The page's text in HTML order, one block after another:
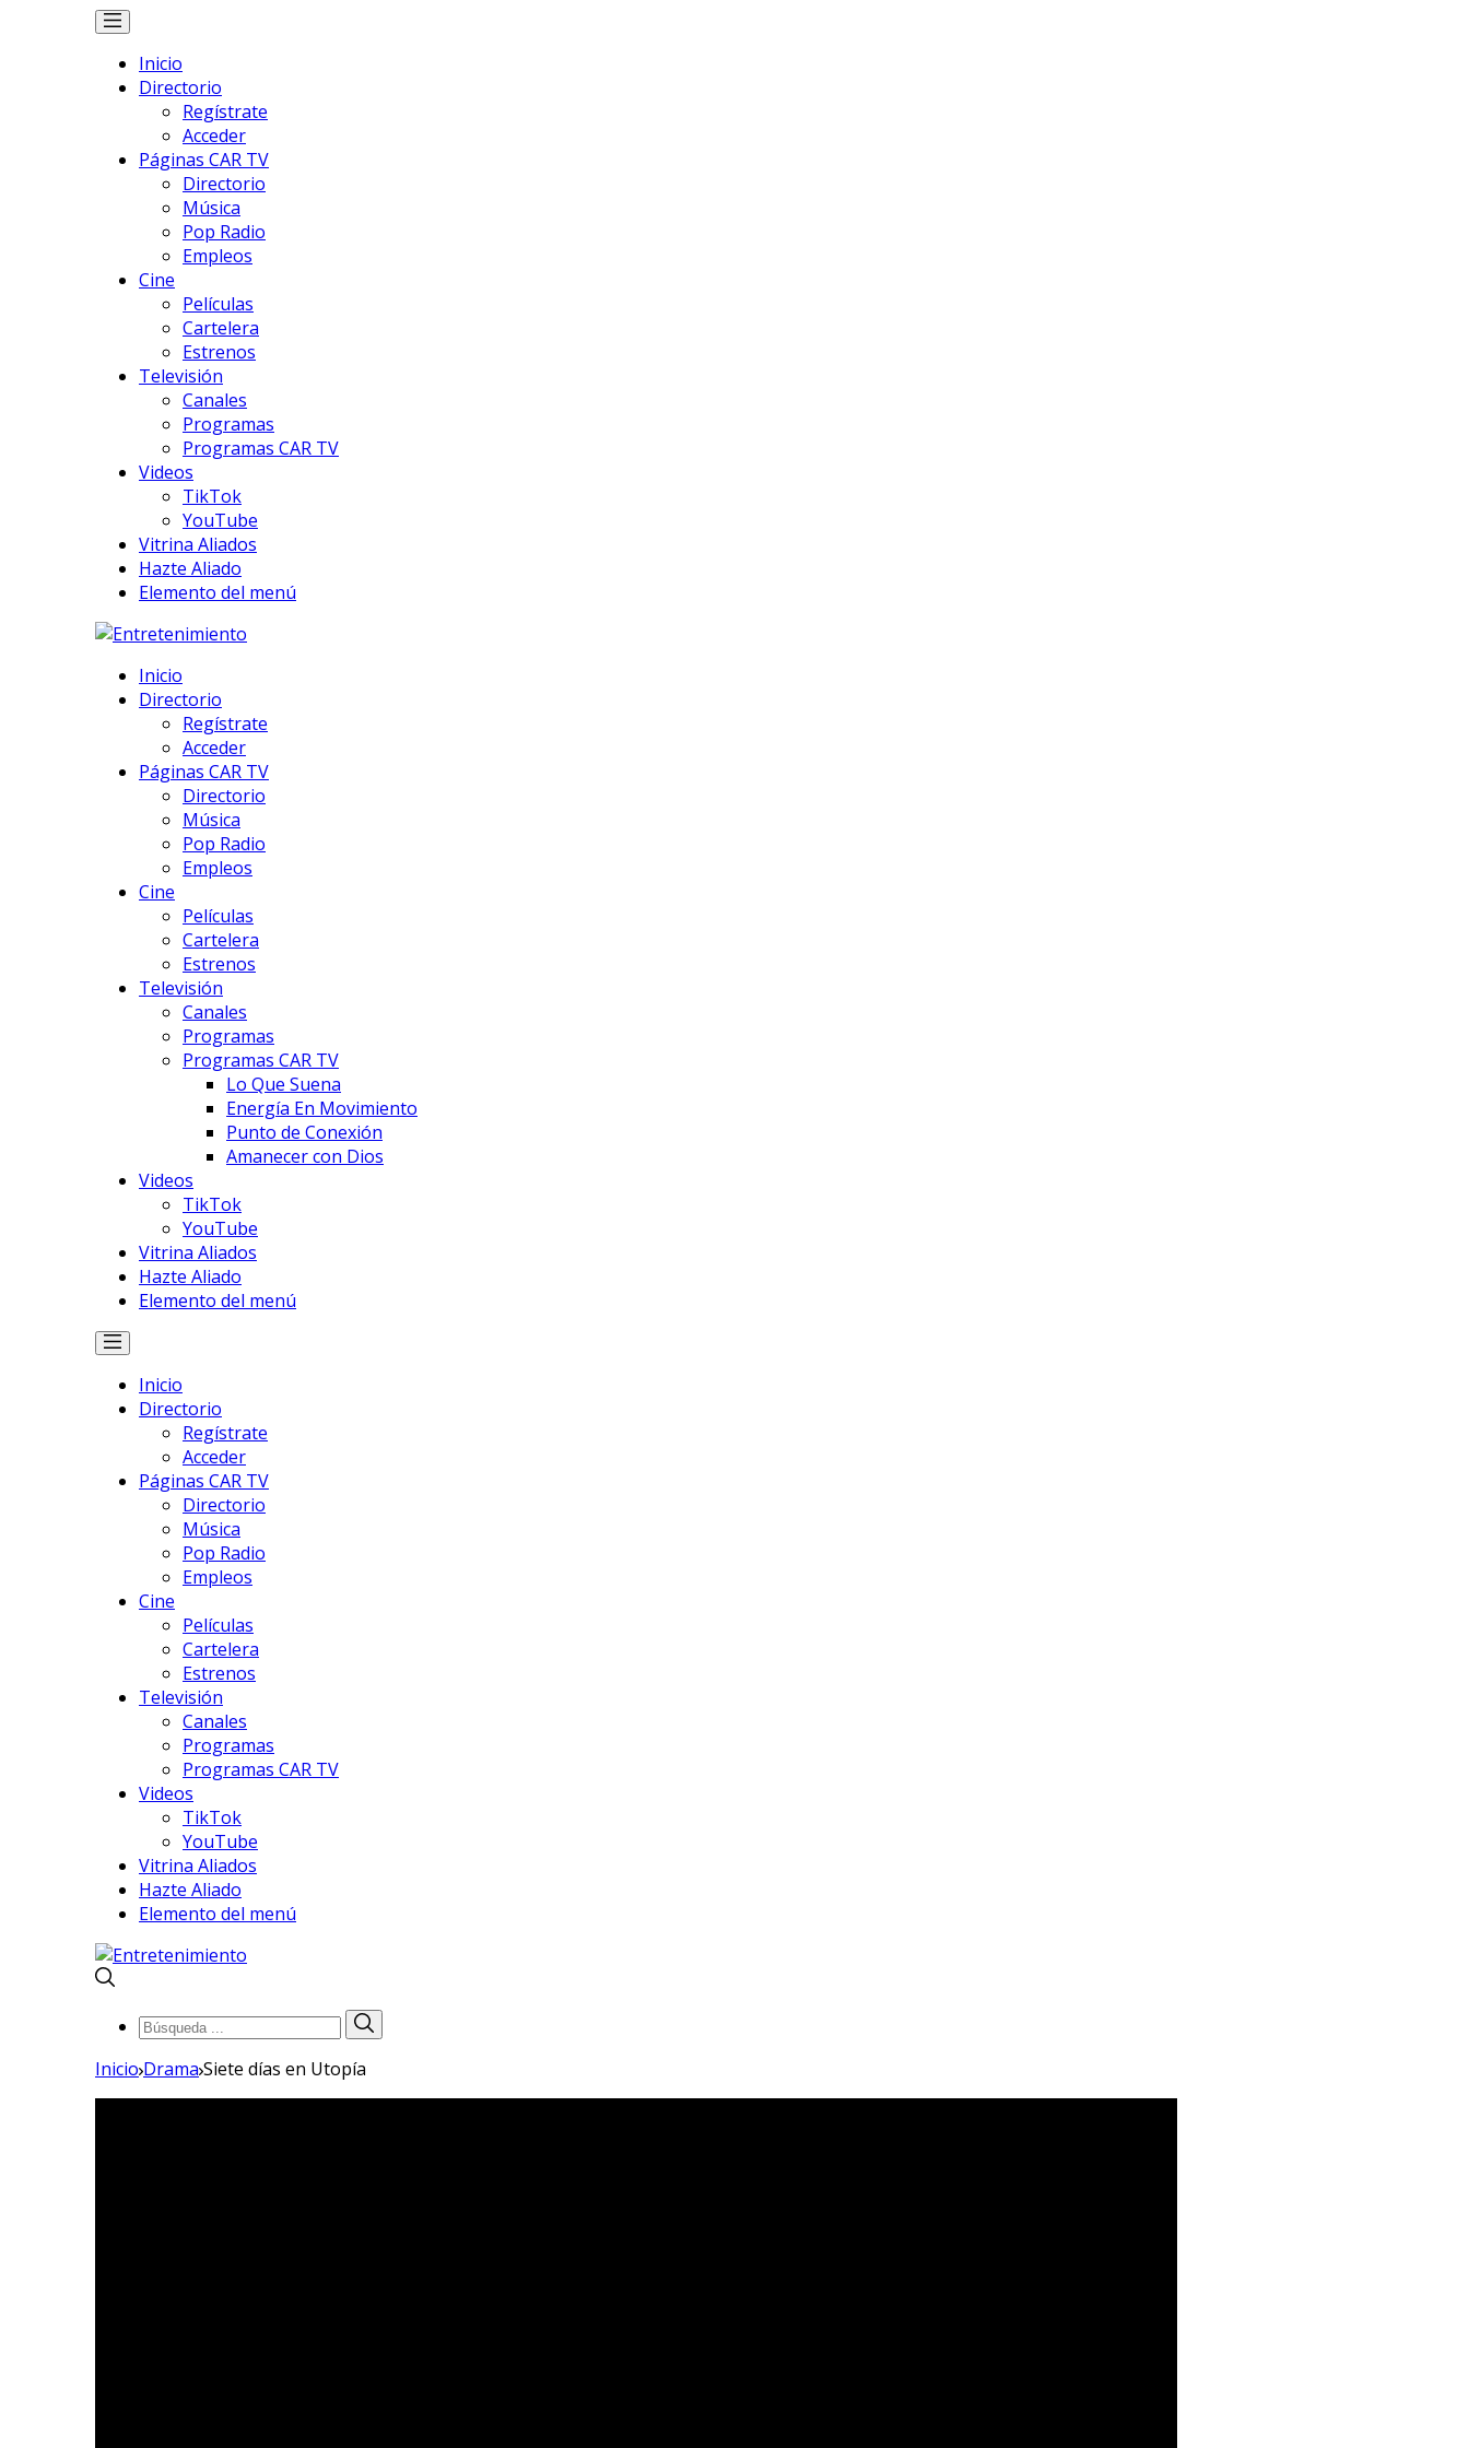
Inicio
Directorio
Regístrate
Acceder
Páginas CAR TV
Directorio
Música
Pop Radio
Empleos
Cine
Películas
Cartelera
Estrenos
Televisión
Canales
Programas
Programas CAR TV
Videos
TikTok
YouTube
Vitrina Aliados
Hazte Aliado
Elemento del menú
Inicio
Directorio
Regístrate
Acceder
Páginas CAR TV
Directorio
Música
Pop Radio
Empleos
Cine
Películas
Cartelera
Estrenos
Televisión
Canales
Programas
Programas CAR TV
Lo Que Suena
Energía En Movimiento
Punto de Conexión
Amanecer con Dios
Videos
TikTok
YouTube
Vitrina Aliados
Hazte Aliado
Elemento del menú
Inicio
Directorio
Regístrate
Acceder
Páginas CAR TV
Directorio
Música
Pop Radio
Empleos
Cine
Películas
Cartelera
Estrenos
Televisión
Canales
Programas
Programas CAR TV
Videos
TikTok
YouTube
Vitrina Aliados
Hazte Aliado
Elemento del menú
Búsqueda
de:
Inicio Drama Siete días en Utopía